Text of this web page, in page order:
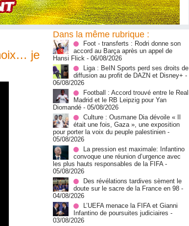
je
Dans la même rubrique :
Foot - transferts : Rodri donne son
accord au Barça après un appel de
Hansi Flick - 06/08/2026
Liga : BeIN Sports perd ses droits de
diffusion au profit de DAZN et Disney+ -
06/08/2026
Football : Accord trouvé entre le Real
Madrid et le RB Leipzig pour Yan
Diomandé - 05/08/2026
Culture : Ousmane Dia dévoile « Il
était une fois, Gaza », une exposition
pour porter la voix du peuple palestinien -
05/08/2026
La pression est maximale: Infantino
convoque une réunion d’urgence avec
les plus hauts responsables de la FIFA -
05/08/2026
Des révélations tardives sèment le
doute sur le sacre de la France en 98 -
04/08/2026
L’UEFA menace la FIFA et Gianni
Infantino de poursuites judiciaires -
03/08/2026